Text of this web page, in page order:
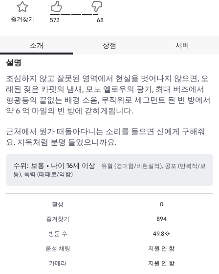
즐겨찾기 572 68
소개 상점 서버
설명
조심하지 않고 잘못된 영역에서 현실을 벗어나지 않으면, 오
래된 젖은 카펫의 냄새, 모노 옐로우의 광기, 최대 버즈에서
형광등의 끝없는 배경 소음, 무작위로 세그먼트 된 빈 방에서
약 6 억 마일의 빈 방에 갇히게됩니다.
근처에서 뭔가 떠돌아다니는 소리를 들으면 신에게 구해줘
요. 지옥처럼 분명 들었으니까요.
수위: 보통 • 나이 16세 이상
유혈 (경미함/비현실적), 공포 (반복적/보
통), 폭력 (때때로/약함)
활성
0
즐겨찾기
894
방문 수
49.8K+
음성 채팅
지원 안 함
카메라
지원 안 함